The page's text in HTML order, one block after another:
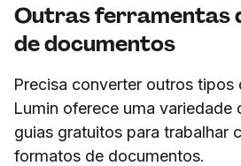
Outras ferramentas
de documentos
Precisa converter outros tipos
Lumin oferece uma variedade
guias gratuitos para trabalhar
formatos de documentos.